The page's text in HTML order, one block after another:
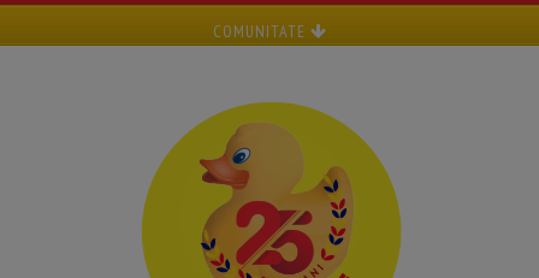
COMUNITATE